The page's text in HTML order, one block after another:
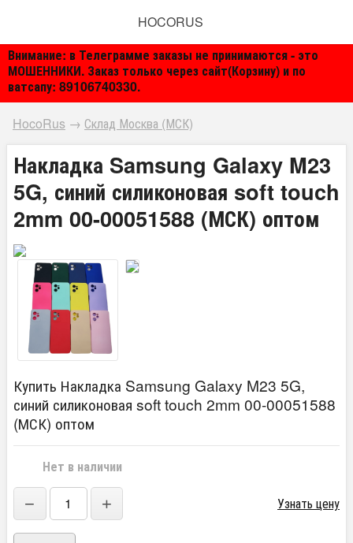
Внимание: в Телеграмме заказы не принимаются - это
МОШЕННИКИ. Заказ только через сайт(Корзину) и по
ватсапу: 89106740330.
HOCORUS
HocoRus → Склад Москва (МСК)
Накладка Samsung Galaxy M23
5G, синий силиконовая soft touch
2mm 00-00051588 (МСК) оптом
Купить Накладка Samsung Galaxy M23 5G,
синий силиконовая soft touch 2mm 00-00051588
(МСК) оптом
Нет в наличии
− + Узнать цену